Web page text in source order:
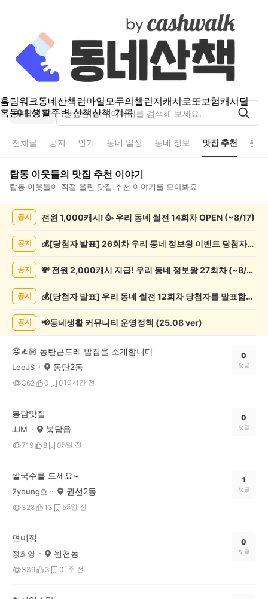
홈팀워크동네산책런마일모두의챌린지캐시로또보험캐시딜
홈동네 생활주변 산책산책 기록
탑동
전체글 공지 인기 동네 일상 동네 정보 맛집 추천 분
탑동 이웃들의 맛집 추천 이야기
탑동 이웃들이 직접 올린 맛집 추천 이야기를 모아봐요
공지 전원 1,000캐시! 🥳 우리 동네 썰전 14회차 OPEN (~8/17)
공지 💰[당첨자 발표] 26회차 우리 동네 정보왕 이벤트 당첨자를 발표합니다!
공지 💸 전원 2,000캐시 지급! 우리 동네 정보왕 27회차 (~8/10)
공지 💰[당첨자 발표] 우리 동네 썰전 12회차 당첨자를 발표합니다!
공지 📢동네생활 커뮤니티 운영정책 (25.08 ver)
🤤👍🏼 동탄곤드레 밥집을 소개합니다
LeeJS 동탄2동
362 0 010시간 전
0
댓글
봉담맛집
JJM 봉담읍
719 8 05일 전
0
댓글
쌀국수를 드세요~
2young호 권선2동
328 13 55일 전
1
댓글
면미정
정희영 원천동
339 3 01주 전
0
댓글